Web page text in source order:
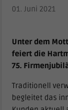
01. Juni 2021
Unter dem
feiert die
75.
Traditionell
begleitet das